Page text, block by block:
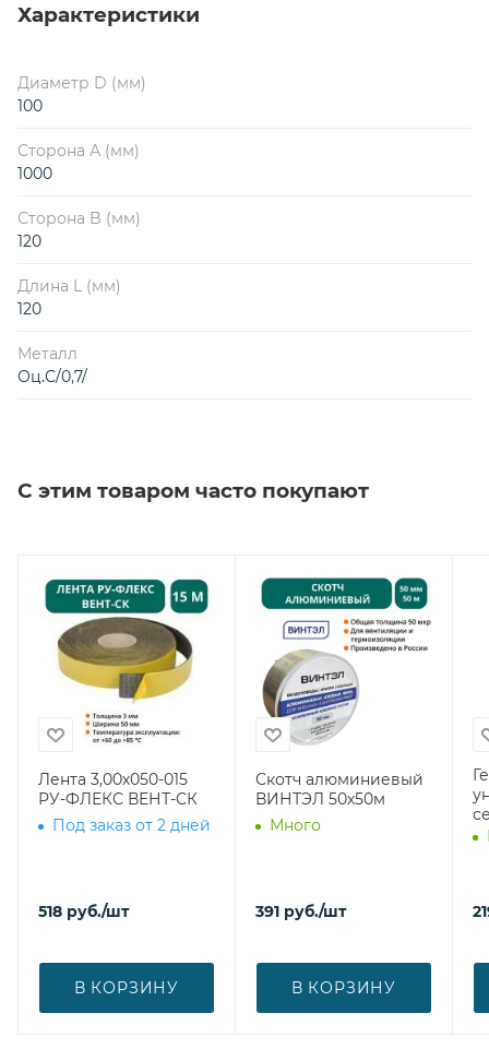
Характеристики
Диаметр D (мм)
100
Сторона А (мм)
1000
Сторона B (мм)
120
Длина L (мм)
120
Металл
Оц.С/0,7/
С этим товаром часто покупают
Лента 3,00х050-015
РУ-ФЛЕКС ВЕНТ-СК
Под заказ от 2 дней
518 руб./шт
В КОРЗИНУ
Скотч алюминиевый
ВИНТЭЛ 50х50м
Много
391 руб./шт
В КОРЗИНУ